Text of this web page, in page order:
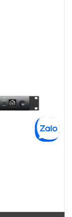
Phú, Hồ Chí Minh
Phường An Khánh,
Thanh Khê, Đà Nẵng